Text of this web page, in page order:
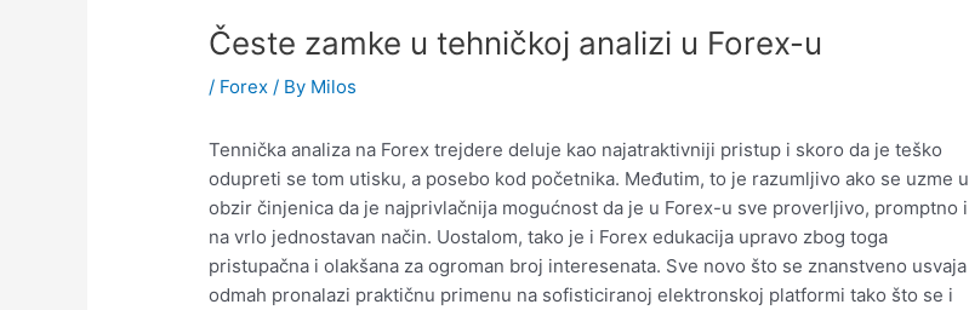
Česte zamke u tehničkoj analizi u Forex-u
/ Forex / By Milos
Tennička analiza na Forex trejdere deluje kao najatraktivniji pristup i skoro da je teško
odupreti se tom utisku, a posebo kod početnika. Međutim, to je razumljivo ako se uzme u
obzir činjenica da je najprivlačnija mogućnost da je u Forex-u sve proverljivo, promptno i
na vrlo jednostavan način. Uostalom, tako je i Forex edukacija upravo zbog toga
pristupačna i olakšana za ogroman broj interesenata. Sve novo što se znanstveno usvaja
odmah pronalazi praktičnu primenu na sofisticiranoj elektronskoj platformi tako što se i